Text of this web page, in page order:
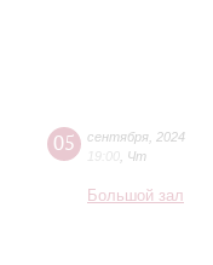
05 сентября 2024
19:00 Чт
Большой зал